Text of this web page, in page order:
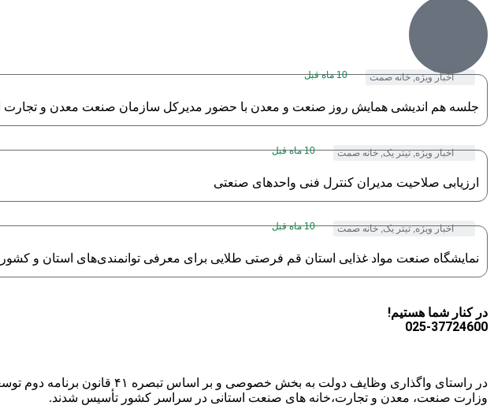
اخبار ویژه,خانه صمت 10 ماه قبل
جلسه هم اندیشی همایش روز صنعت و معدن با حضور مدیرکل سازمان صنعت معدن و تجارت
اخبار ویژه,تیتر یک,خانه صمت 10 ماه قبل
ارزیابی صلاحیت مدیران کنترل فنی واحدهای صنعتی
اخبار ویژه,تیتر یک,خانه صمت 10 ماه قبل
نمایشگاه صنعت مواد غذایی استان قم فرصتی طلایی برای معرفی توانمندی‌های استان و کشور
در کنار شما هستیم!
025-37724600
در راستای واگذاری وظایف
وزارت صنعت، معدن و تجارت،خانه های صنعت استانی در سراسر کشور تأسیس شدند.